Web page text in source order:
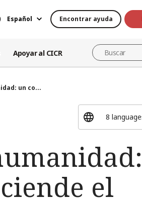
Español Encontrar ayuda
Apoyar al CICR
un co...
el